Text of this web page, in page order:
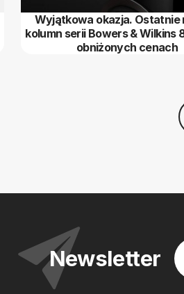
Wyjątkowa okazja. Ostatnie
kolumn serii Bowers & Wilkins
obniżonych cenach
Newsletter